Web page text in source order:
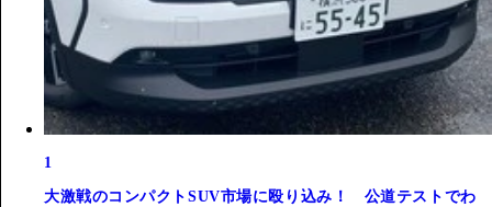
1
大激戦のコンパクトSUV市場に殴り込み！ 公道テストでわ